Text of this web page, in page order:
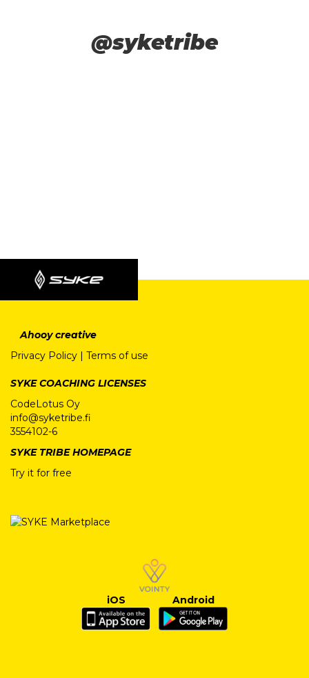
@syketribe
Ahooy creative
Privacy Policy | Terms of use
SYKE COACHING LICENSES
CodeLotus Oy
info@syketribe.fi
3554102-6
SYKE TRIBE HOMEPAGE
Try it for free
iOS Android